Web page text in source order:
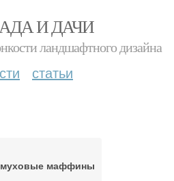
И ДАЧИ
ландшафтного дизайна
статьи
маффины